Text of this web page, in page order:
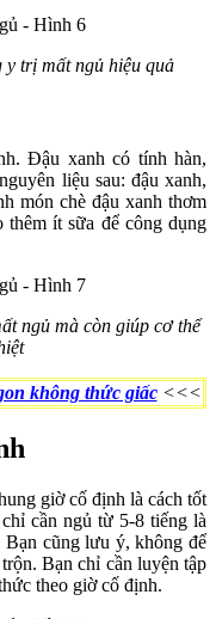
y trị mất ngủ hiệu quả
Đậu xanh có tính hàn,
liệu sau: đậu xanh,
món chè đậu xanh thơm
thêm ít sữa để công dụng
ngủ mà còn giúp cơ thể
không thức giấc<<<
giờ cố định là cách tốt
cần ngủ từ 5-8 tiếng là
Bạn cũng lưu ý, không để
Bạn chỉ cần luyện tập
theo giờ cố định.